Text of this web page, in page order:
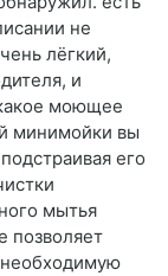
не
лёгкий,
и
моющее
минимойки вы
его
мытья
позволяет
необходимую